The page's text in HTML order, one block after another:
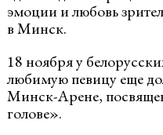
эмоции и любовь
в Минск.
18 ноября у
любимую певицу еще
Минск-Арене,
голове».